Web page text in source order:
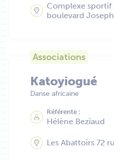
Complexe sportif
boulevard
Associations
Katoyiogué
Danse africaine
Référente :
Hélène Beziaud
Les Abattoirs 72